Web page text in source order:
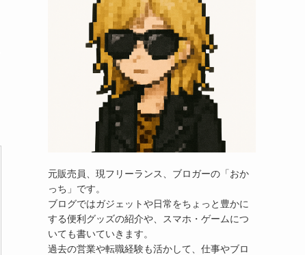
元販売員、現フリーランス、ブロガーの「おか
っち」です。
ブログではガジェットや日常をちょっと豊かに
する便利グッズの紹介や、スマホ・ゲームにつ
いても書いていきます。
過去の営業や転職経験も活かして、仕事やブロ